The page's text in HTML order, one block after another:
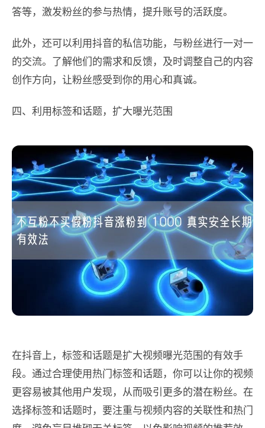
答等，激发粉丝的参与热情，提升账号的活跃度。
此外，还可以利用抖音的私信功能，与粉丝进行一对一
的交流。了解他们的需求和反馈，及时调整自己的内容
创作方向，让粉丝感受到你的用心和真诚。
四、利用标签和话题，扩大曝光范围
在抖音上，标签和话题是扩大视频曝光范围的有效手
段。通过合理使用热门标签和话题，你可以让你的视频
更容易被其他用户发现，从而吸引更多的潜在粉丝。在
选择标签和话题时，要注重与视频内容的关联性和热门